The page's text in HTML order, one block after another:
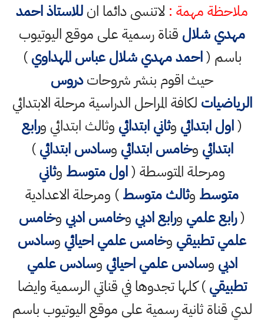
ملاحظة مهمة : لاتنسى دائما انللاستاذ احمد
مهدي شلال قناة رسمية على موقع اليوتيوب
باسم (احمد مهدي شلال عباس المهداوي)
حيث اقوم بنشر شروحاتدروس
الرياضيات لكافة المراحل الدراسية مرحلة الابتدائي
(اول ابتدائي وثاني ابتدائي وثالث ابتدائي ورابع
ابتدائي وخامس ابتدائي وسادس ابتدائي)
ومرحلة المتوسطة (اول متوسط وثاني
متوسط وثالث متوسط) ومرحلة الاعدادية
(رابع علمي ورابع ادبي وخامس ادبي وخامس
علمي تطبيقي وخامس علمي احيائي وسادس
ادبي وسادس علمي احيائي وسادس علمي
تطبيقي) كلها تجدوها في قناتي الرسمية وايضا
لدي قناة ثانية رسمية على موقع اليوتيوب باسم